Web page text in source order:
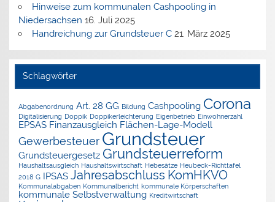
Hinweise zum kommunalen Cashpooling in
Niedersachsen 16. Juli 2025
Handreichung zur Grundsteuer C 21. März 2025
Schlagwörter
Abgabenordnung Art. 28 GG Bildung Cashpooling Corona
Digitalisierung Doppik Doppikerleichterung Eigenbetrieb Einwohnerzahl
EPSAS Finanzausgleich Flächen-Lage-Modell
Gewerbesteuer Grundsteuer
Grundsteuergesetz Grundsteuerreform
Haushaltsausgleich Haushaltswirtschaft Hebesätze Heubeck-Richttafel
2018 G
IPSAS Jahresabschluss KomHKVO
Kommunalabgaben Kommunalbericht kommunale Körperschaften
kommunale Selbstverwaltung Kreditwirtschaft